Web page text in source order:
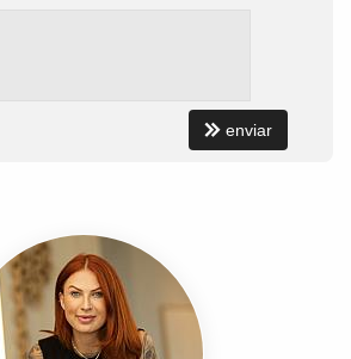
enviar